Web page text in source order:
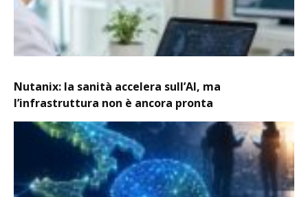
Nutanix: la sanità accelera sull’AI, ma
l’infrastruttura non è ancora pronta